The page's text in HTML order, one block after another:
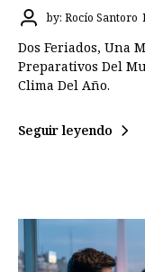
by: Rocío Santoro
Dos Feriados, Una
Preparativos Del
Clima Del Año.
Seguir leyendo